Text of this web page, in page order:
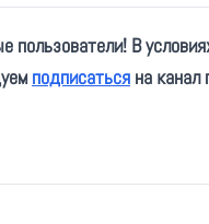
пользователи! В
подписаться на канал